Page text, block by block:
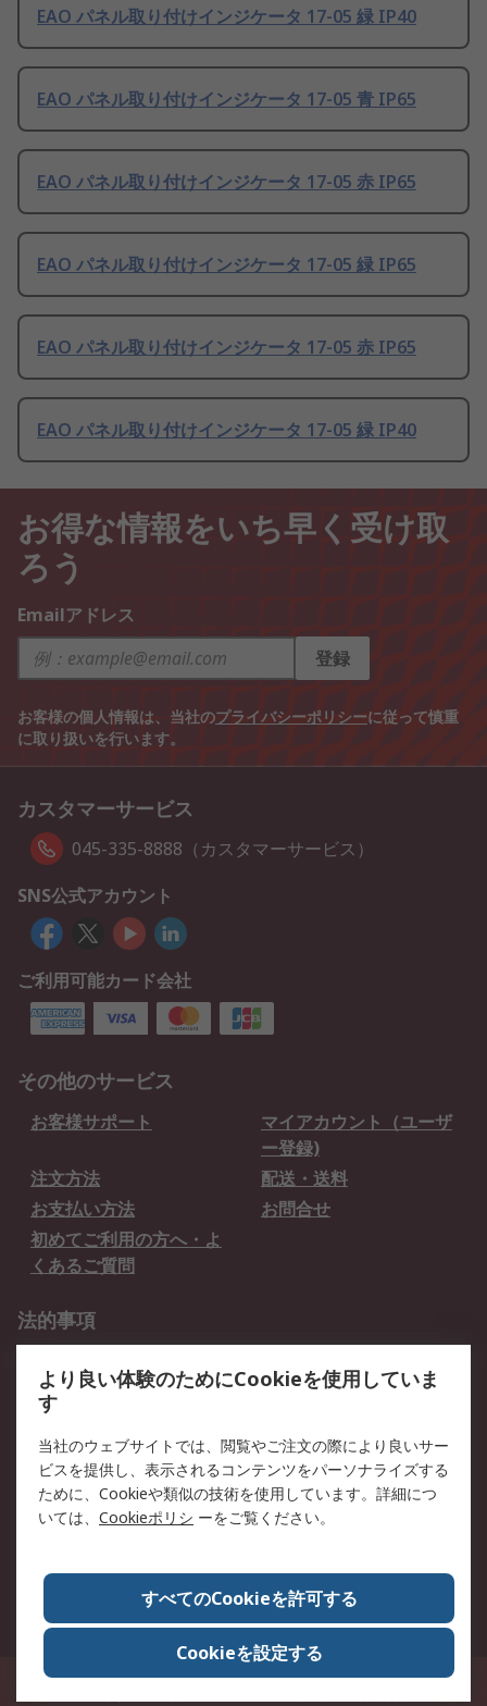
EAO パネル取り付けインジケータ 17-05 緑 IP40
EAO パネル取り付けインジケータ 17-05 青 IP65
EAO パネル取り付けインジケータ 17-05 赤 IP65
EAO パネル取り付けインジケータ 17-05 緑 IP65
EAO パネル取り付けインジケータ 17-05 赤 IP65
EAO パネル取り付けインジケータ 17-05 緑 IP40
お得な情報をいち早く受け取
ろう
Emailアドレス
登録
お客様の個人情報は、当社のプライバシーポリシーに従って慎重
に取り扱いを行います。
カスタマーサービス
045-335-8888（カスタマーサービス）
SNS公式アカウント
ご利用可能カード会社
その他のサービス
お客様サポート
マイアカウント（ユーザ
ー登録)
注文方法
配送・送料
お支払い方法
お問合せ
初めてご利用の方へ・よ
くあるご質問
法的事項
クッキーポリシー
RSについて
会社概要
採用情報
プレスリリース＆お知ら
コーポレートサイト
全世界のRS
RSの歴史
ESGへの取り組み（英語）
認証について
〒240-0005 神奈川県横浜市保土ヶ谷区神戸町134番地 横浜ビジネスパーク ウ
より良い体験のためにCookieを使用していま
す
当社のウェブサイトでは、閲覧やご注文の際により良いサー
ビスを提供し、表示されるコンテンツをパーソナライズする
ために、Cookieや類似の技術を使用しています。詳細につ
いては、 Cookieポリシ ーをご覧ください。
すべてのCookieを許可する
Cookieを設定する